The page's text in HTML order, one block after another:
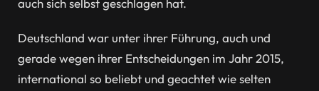
auch sich selbst geschlagen hat.
Deutschland war unter ihrer Führung, auch und
gerade wegen ihrer Entscheidungen im Jahr 2015,
international so beliebt und geachtet wie selten